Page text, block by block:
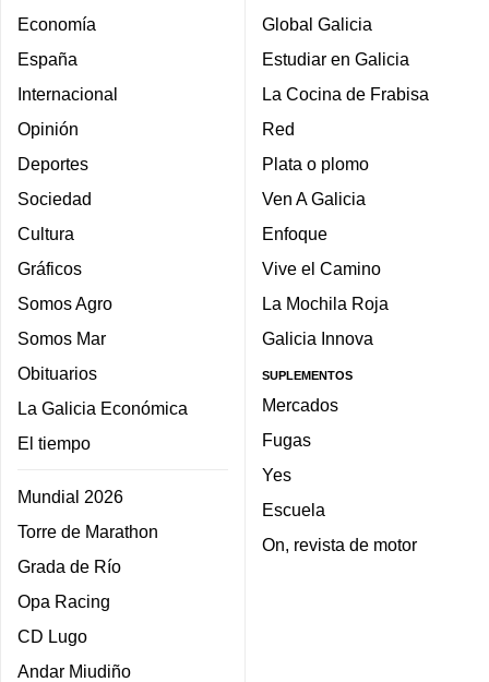
Economía
España
Internacional
Opinión
Deportes
Sociedad
Cultura
Gráficos
Somos Agro
Somos Mar
Obituarios
La Galicia Económica
El tiempo
Mundial 2026
Torre de Marathon
Grada de Río
Opa Racing
CD Lugo
Andar Miudiño
Global Galicia
Estudiar en Galicia
La Cocina de Frabisa
Red
Plata o plomo
Ven A Galicia
Enfoque
Vive el Camino
La Mochila Roja
Galicia Innova
SUPLEMENTOS
Mercados
Fugas
Yes
Escuela
On, revista de motor